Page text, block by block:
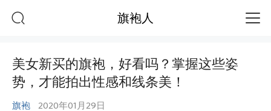
旗袍人
美女新买的旗袍，好看吗？掌握这些姿
势，才能拍出性感和线条美！
旗袍 2020年01月29日